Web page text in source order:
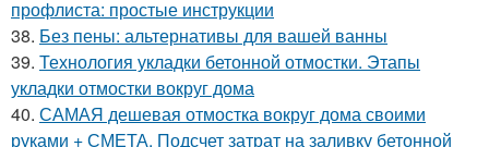
профлиста: простые инструкции
38. Без пены: альтернативы для вашей ванны
39. Технология укладки бетонной отмостки. Этапы
укладки отмостки вокруг дома
40. САМАЯ дешевая отмостка вокруг дома своими
руками + СМЕТА. Подсчет затрат на заливку бетонной